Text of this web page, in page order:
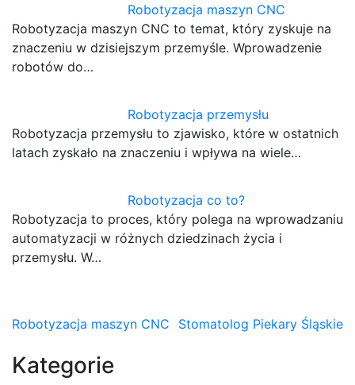
Robotyzacja maszyn CNC
Robotyzacja maszyn CNC to temat, który zyskuje na
znaczeniu w dzisiejszym przemyśle. Wprowadzenie
robotów do…
Robotyzacja przemysłu
Robotyzacja przemysłu to zjawisko, które w ostatnich
latach zyskało na znaczeniu i wpływa na wiele…
Robotyzacja co to?
Robotyzacja to proces, który polega na wprowadzaniu
automatyzacji w różnych dziedzinach życia i
przemysłu. W…
Nawigacja
wpisu
Robotyzacja maszyn CNC Stomatolog Piekary Śląskie
Kategorie